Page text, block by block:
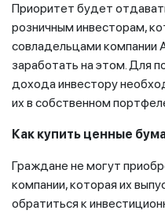
Приоритет будет
розничным инвесторам,
совладельцами компании
заработать на этом. Для
дохода инвестору
их в собственном
Как купить ценные
Граждане не могут
компании, которая их
обратиться к